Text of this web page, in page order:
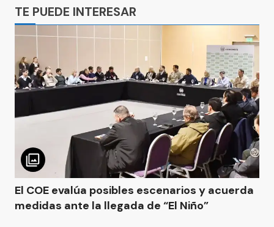
TE PUEDE INTERESAR
El COE evalúa posibles escenarios y acuerda
medidas ante la llegada de “El Niño”